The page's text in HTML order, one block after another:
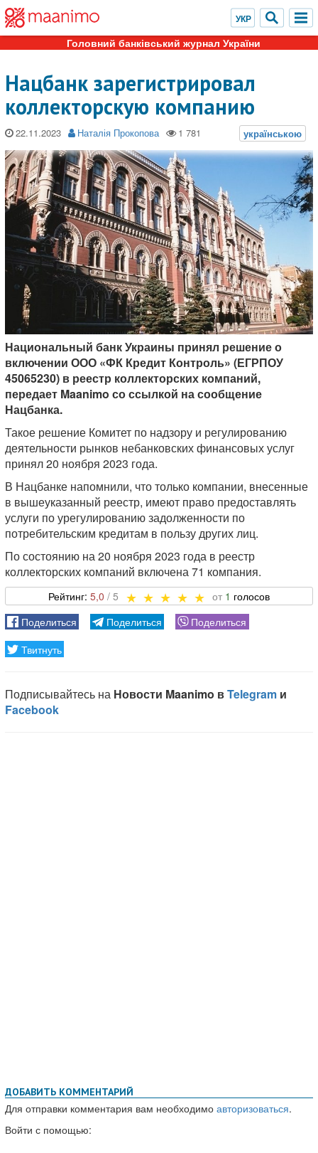
Головний банківський журнал України
Нацбанк зарегистрировал
коллекторскую компанию
22.11.2023 Наталія Прокопова
Национальный банк Украины принял решение о
включении ООО «ФК Кредит Контроль» (ЕГРПОУ
45065230) в реестр коллекторских компаний,
передает Maanimo со ссылкой на сообщение
Нацбанка.
Такое решение Комитет по надзору и регулированию
деятельности рынков небанковских финансовых услуг
принял 20 ноября 2023 года.
В Нацбанке напомнили, что только компании, внесенные
в вышеуказанный реестр, имеют право предоставлять
услуги по урегулированию задолженности по
потребительским кредитам в пользу других лиц.
По состоянию на 20 ноября 2023 года в реестр
коллекторских компаний включена 71 компания.
5,0 1
ДОБАВИТЬ КОММЕНТАРИЙ
Для отправки комментария вам необходимо авторизоваться.
Войти с помощью: